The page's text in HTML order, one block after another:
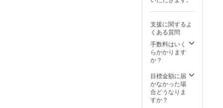
さ9×奥
行12ミ
料】ア
テ、漆
【数】5
個 コー
スター
ズ】縦
横90×高
さ9ミリ
【材
支援に関するよ
くある質問
手数料はいく
らかかります
か？
目標金額に届
かなかった場
合どうなりま
すか？